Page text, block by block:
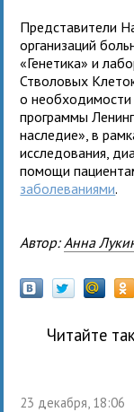
Представители
организаций
«Генетика» и
Стволовых
о
программы
наследие», в
исследования,
помощи
заболеваниями.
Автор: Анна
Читайте
23 декабря, 18:06